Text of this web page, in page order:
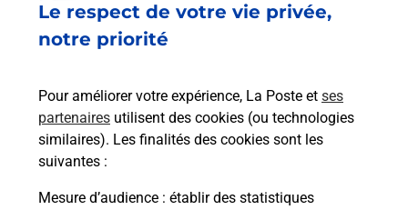
Le respect de votre vie privée,
notre priorité
Pour améliorer votre expérience, La Poste et ses
partenaires utilisent des cookies (ou technologies
similaires). Les finalités des cookies sont les
suivantes :
Mesure d’audience : établir des statistiques
Boîte aux lettres La Poste
14 Route Des Bordes D Avreuil
10210 La Loge Pomblin
Le lien s'ouvre dans un nouvel onglet